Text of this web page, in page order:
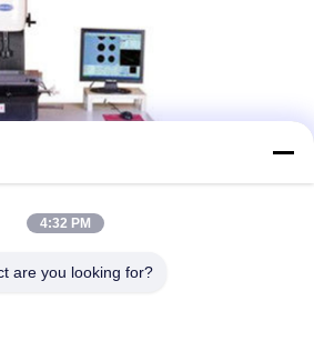
4:32 PM
are you looking for?